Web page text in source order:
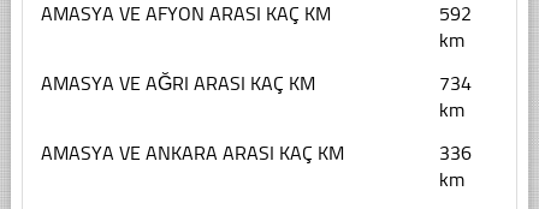
AMASYA VE AFYON ARASI KAÇ KM
592
km
AMASYA VE AĞRI ARASI KAÇ KM
734
km
AMASYA VE ANKARA ARASI KAÇ KM
336
km